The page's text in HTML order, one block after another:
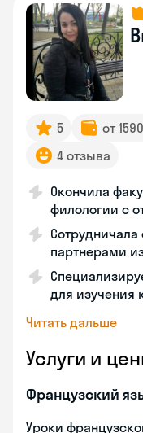
5 от
4 отзыва
Окончила
филологии с
партнерами
для изучения
Читать дальше
Услуги и
Французский
Уроки